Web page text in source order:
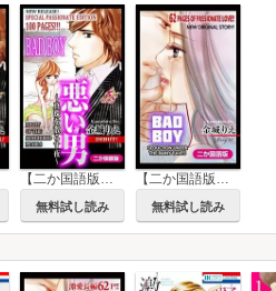
【二か国語版】悪い男～真珠を散らす夜～ Love Silky
無料試し読み
【二か国語版】悪い男～軒の雨の誘惑～ Love Silky
無料試し読み